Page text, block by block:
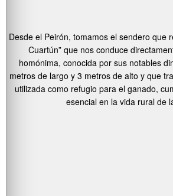
Desde el Peirón, tomamos el sendero que
Cuartún” que nos conduce
homónima, conocida por sus notables
metros de largo y 3 metros de alto y que
utilizada como refugio para el ganado,
esencial en la vida rural de